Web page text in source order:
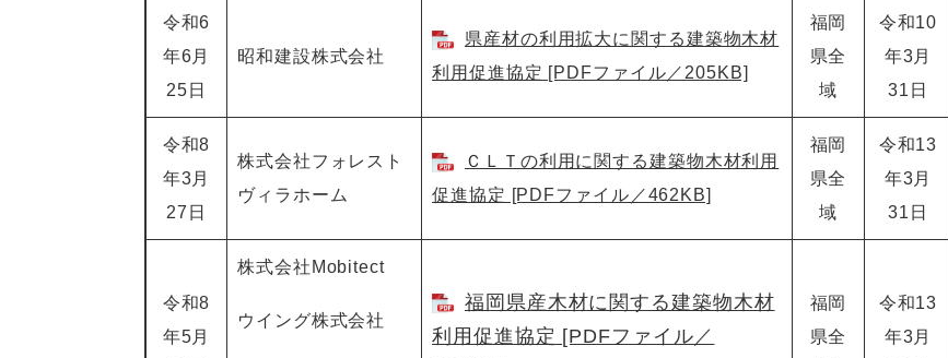
令和6
年6月
25日
昭和建設株式会社
県産材の利用拡大に関する建築物木材
利用促進協定 [PDFファイル／205KB]
福岡
県全
域
令和10
年3月
31日
令和8
年3月
27日
株式会社フォレスト
ヴィラホーム
ＣＬＴの利用に関する建築物木材利用
促進協定 [PDFファイル／462KB]
福岡
県全
域
令和13
年3月
31日
令和8
年5月
株式会社Mobitect
ウイング株式会社
福岡県産木材に関する建築物木材
利用促進協定 [PDFファイル／
福岡
県全
令和13
年3月